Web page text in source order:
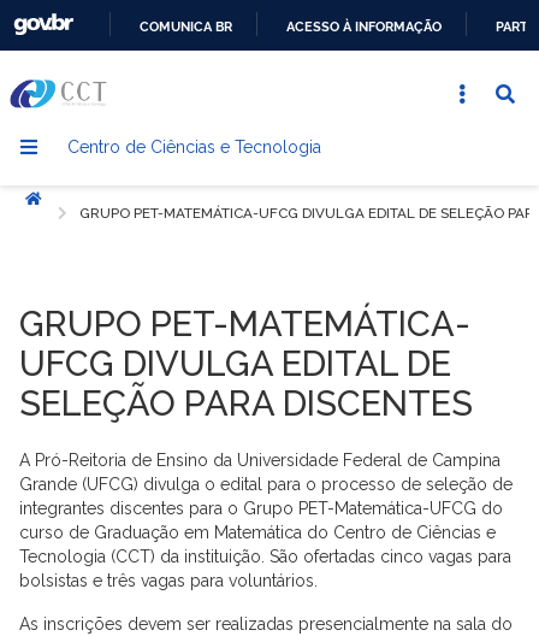
CONTEÚDO
COMUNICA BR ACESSO À INFORMAÇÃO
Centro de Ciências e Tecnologia
Início
GRUPO PET-MATEMÁTICA-UFCG DIVULGA EDITAL DE SELEÇÃO
GRUPO PET-MATEMÁTICA-
UFCG DIVULGA EDITAL DE
SELEÇÃO PARA DISCENTES
A Pró-Reitoria de Ensino da Universidade Federal de Campina
Grande (UFCG) divulga o edital para o processo de seleção de
integrantes discentes para o Grupo PET-Matemática-UFCG do
curso de Graduação em Matemática do Centro de Ciências e
Tecnologia (CCT) da instituição. São ofertadas cinco vagas para
bolsistas e três vagas para voluntários.
As inscrições devem ser realizadas presencialmente na sala do